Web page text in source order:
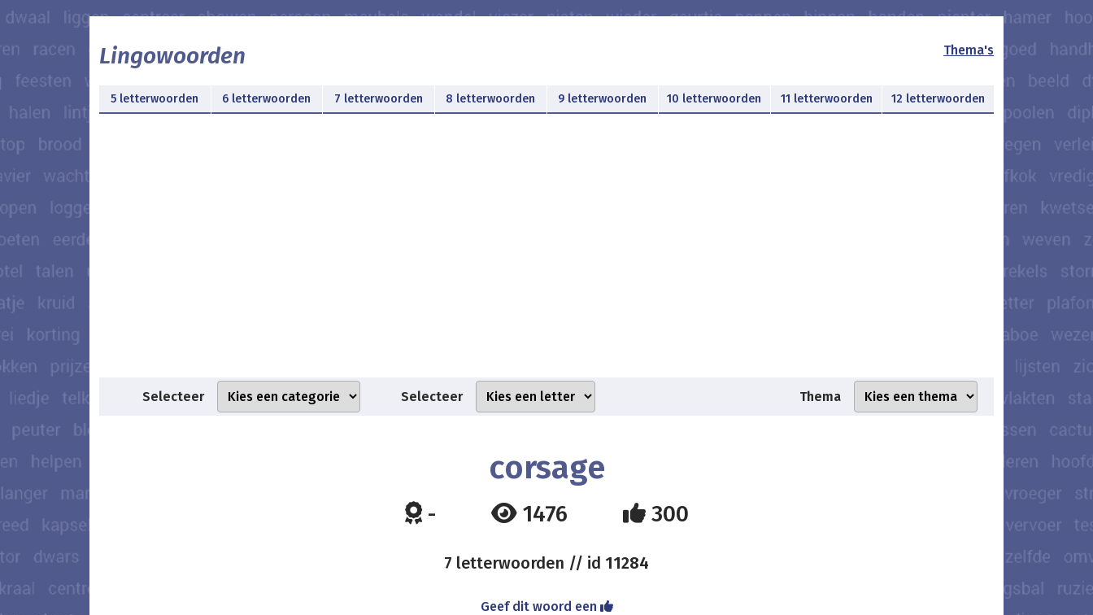
Lingowoorden Thema's
5 letterwoorden 6 letterwoorden 7 letterwoorden 8 letterwoorden 9 letterwoorden 10 letterwoorden 11 letterwoorden 12 letterwoorden
Selecteer Selecteer Thema
corsage
- 1476 300
7 letterwoorden // id 11284
Geef dit woord een